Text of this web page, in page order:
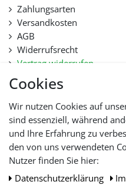
Cookies
Wir nutzen Cookies auf
sind essenziell, während
und Ihre Erfahrung zu
den von uns verwendeten
Nutzer finden Sie hier:
Daten­schutz­erklärung
Zahlungsarten
Versandkosten
AGB
Widerrufsrecht
Vertrag widerrufen
Datenschutz
Hilfe
Lieferfristen und
Lieferbeschränkung
WIR AKZEPTIEREN